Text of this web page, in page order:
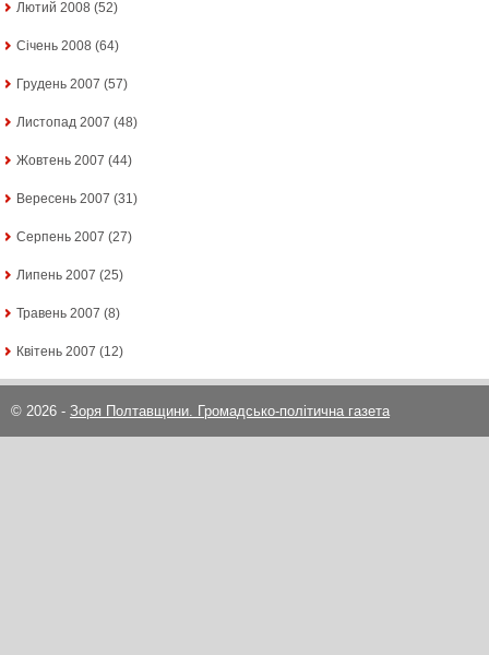
Лютий 2008 (52)
Січень 2008 (64)
Грудень 2007 (57)
Листопад 2007 (48)
Жовтень 2007 (44)
Вересень 2007 (31)
Серпень 2007 (27)
Липень 2007 (25)
Травень 2007 (8)
Квітень 2007 (12)
© 2026 - Зоря Полтавщини. Громадсько-політична газета